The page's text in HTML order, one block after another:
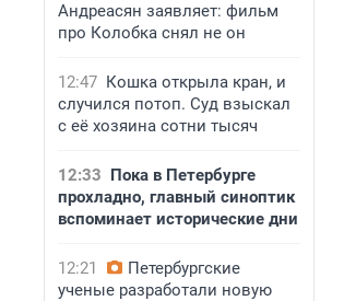
Андреасян заявляет: фильм
про Колобка снял не он
12:47 Кошка открыла кран, и
случился потоп. Суд взыскал
с её хозяина сотни тысяч
12:33 Пока в Петербурге
прохладно, главный синоптик
вспоминает исторические дни
12:21
Петербургские
ученые разработали новую